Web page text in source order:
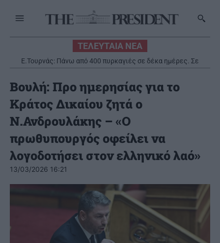
ΤΕΛΕΥΤΑΙΑ ΝΕΑ
Ε.Τουρνάς: Πάνω από 400 πυρκαγιές σε δέκα ημέρες. Σε
επιφυλακή ο κρατικός μηχανισμός
Βουλή: Προ ημερησίας για το
Κράτος Δικαίου ζητά ο
Ν.Ανδρουλάκης – «Ο
πρωθυπουργός οφείλει να
λογοδοτήσει στον ελληνικό λαό»
13/03/2026 16:21